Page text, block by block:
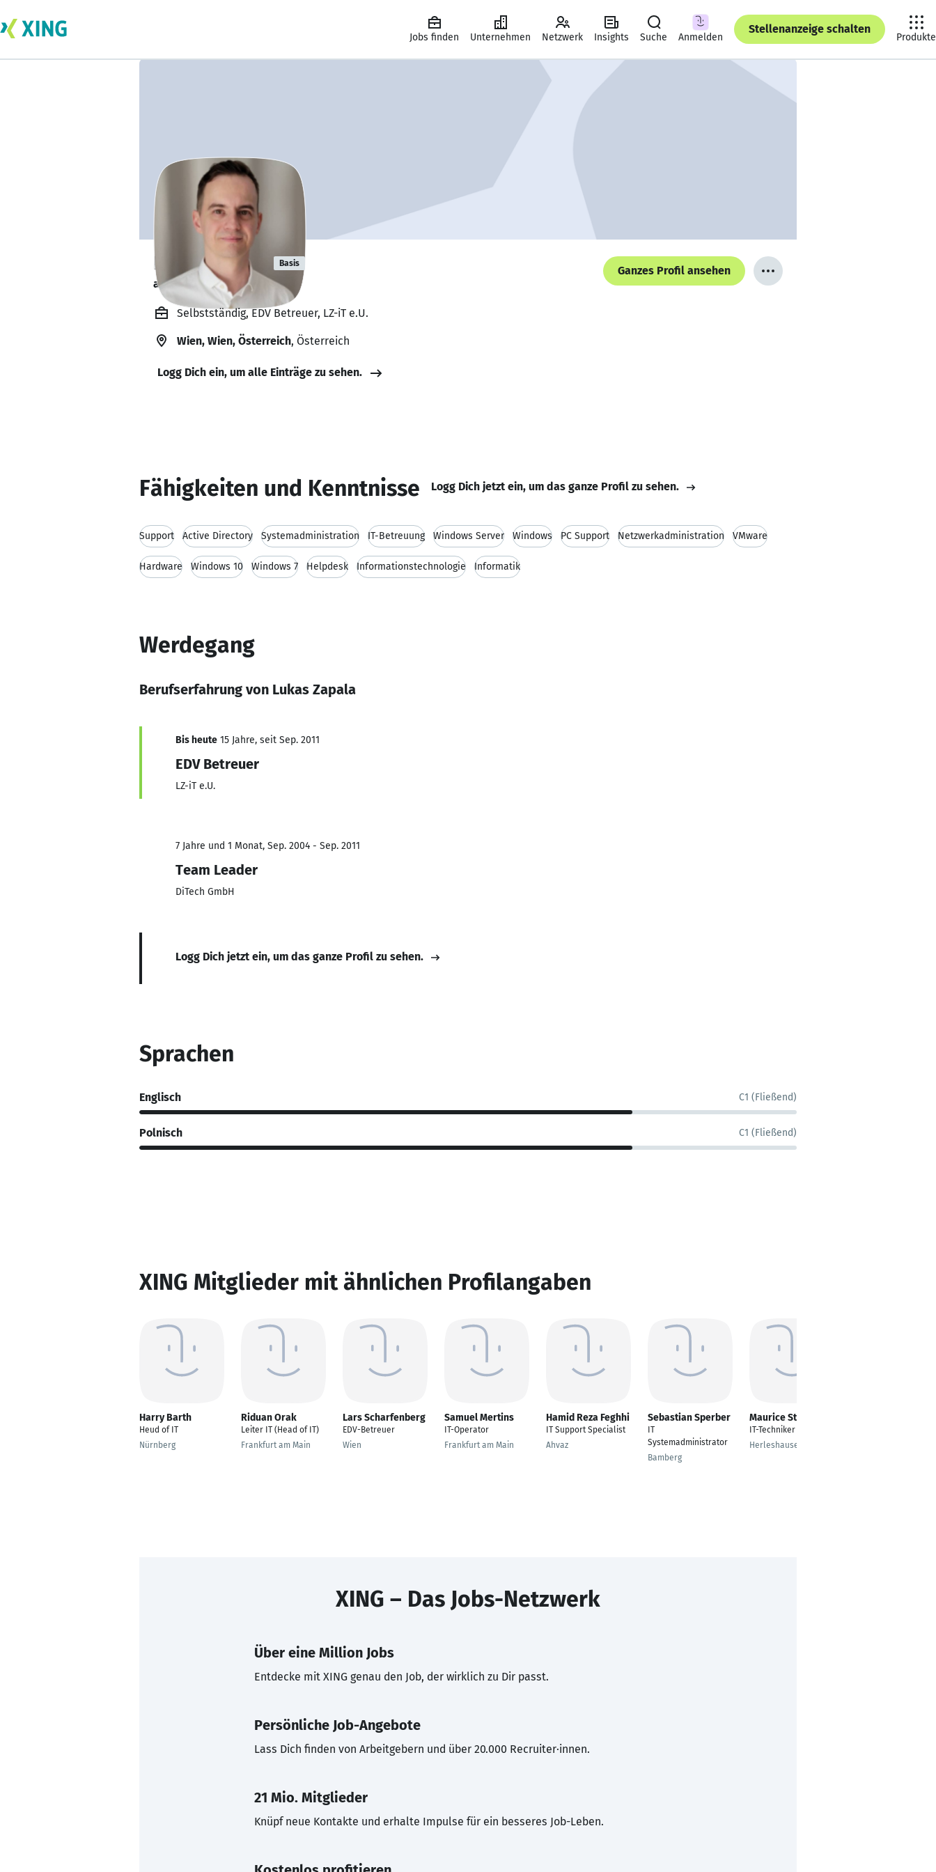
Jobs finden Unternehmen Netzwerk Insights Suche Anmelden
Stellenanzeige schalten
Produkte
Lukas Zapala Basis
arbeitet von zu Hause. 🏡
Ganzes Profil ansehen
Selbstständig, EDV Betreuer, LZ-iT e.U.
Wien, Wien, Österreich, Österreich
Logg Dich ein, um alle Einträge zu sehen.
Fähigkeiten und Kenntnisse Logg Dich jetzt ein, um das ganze Profil zu sehen.
Support Active Directory Systemadministration IT-Betreuung Windows Server Windows PC Support Netzwerkadministration VMware
Hardware Windows 10 Windows 7 Helpdesk Informationstechnologie Informatik
Werdegang
Berufserfahrung von Lukas Zapala
Bis heute 15 Jahre, seit Sep. 2011
EDV Betreuer
LZ-iT e.U.
7 Jahre und 1 Monat, Sep. 2004 - Sep. 2011
Team Leader
DiTech GmbH
Logg Dich jetzt ein, um das ganze Profil zu sehen.
Sprachen
Englisch C1 (Fließend)
Polnisch C1 (Fließend)
XING Mitglieder mit ähnlichen Profilangaben
Harry Barth
Heud of IT
Nürnberg
Riduan Orak
Leiter IT (Head of IT)
Frankfurt am Main
Lars Scharfenberg
EDV-Betreuer
Wien
Samuel Mertins
IT-Operator
Frankfurt am Main
Hamid Reza Feghhi
IT Support Specialist
Ahvaz
Sebastian Sperber
IT
Systemadministrator
Bamberg
Maurice Starbatty
IT-Techniker
Herleshausen
XING – Das Jobs-Netzwerk
Über eine Million Jobs
Entdecke mit XING genau den Job, der wirklich zu Dir passt.
Persönliche Job-Angebote
Lass Dich finden von Arbeitgebern und über 20.000 Recruiter·innen.
21 Mio. Mitglieder
Knüpf neue Kontakte und erhalte Impulse für ein besseres Job-Leben.